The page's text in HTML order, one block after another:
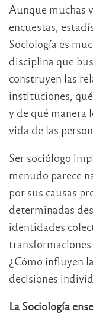
Aunque muchas
encuestas,
Sociología es
disciplina que
construyen las
instituciones,
y de qué manera
vida de las
Ser sociólogo
menudo parece
por sus causas
determinadas
identidades
¿Cómo influyen
decisiones
La Sociología